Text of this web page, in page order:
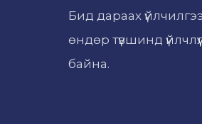
Бид дараах
өндөр түвшинд
байна.